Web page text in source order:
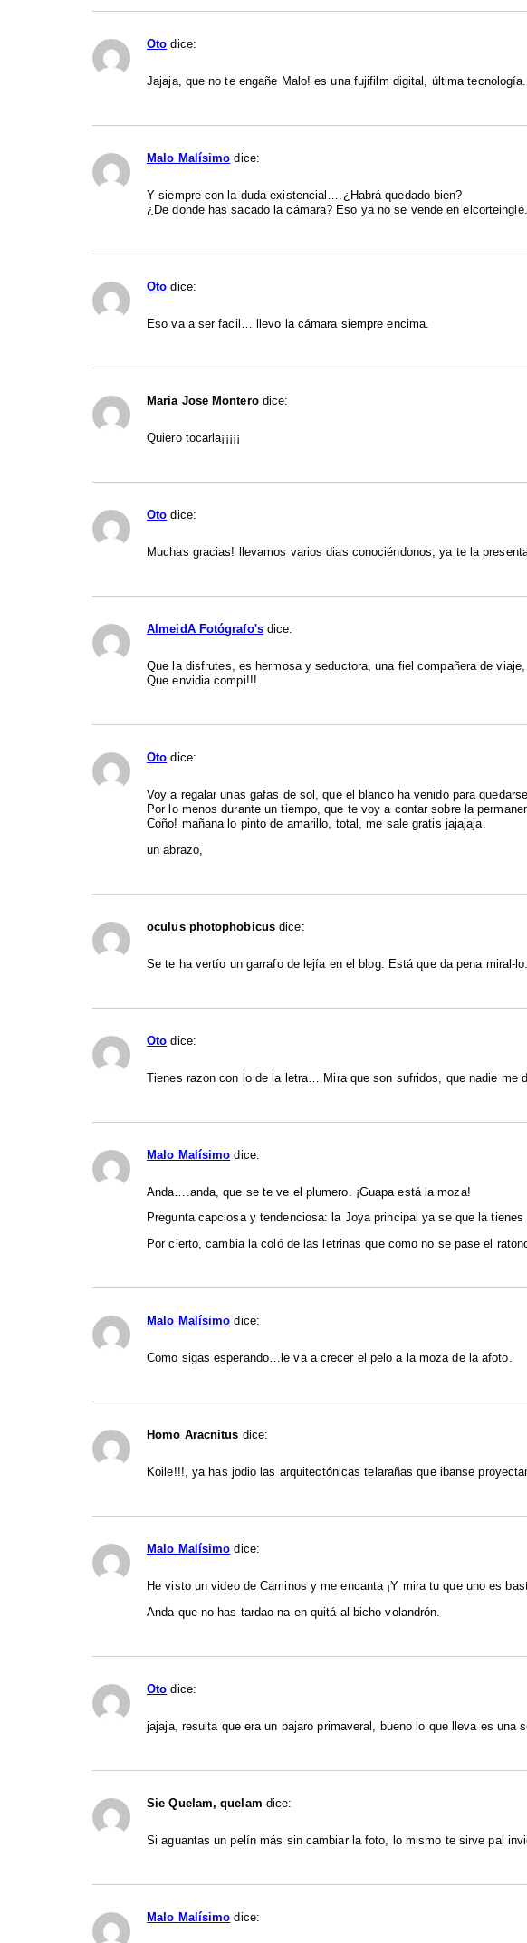
Oto dice:
Jajaja, que no te engañe Malo! es una fujifilm digital, última
Malo Malísimo dice:
Y siempre con la duda existencial….¿Habrá quedado bien?
¿De donde has sacado la cámara? Eso ya no se vende en elcorteinglé.
Oto dice:
Eso va a ser facil… llevo la cámara siempre encima.
Maria Jose Montero dice:
Quiero tocarla¡¡¡¡¡
Oto dice:
Muchas gracias! llevamos varios dias conociéndonos, ya te la
AlmeidA Fotógrafo's dice:
Que la disfrutes, es hermosa y seductora, una fiel compañera de
Que envidia compi!!!
Oto dice:
Voy a regalar unas gafas de sol, que el blanco ha venido para
Por lo menos durante un tiempo, que te voy a contar sobre la
Coño! mañana lo pinto de amarillo, total, me sale gratis jajajaja.
un abrazo,
oculus photophobicus dice:
Se te ha vertío un garrafo de lejía en el blog. Está que da pena miral-lo.
Oto dice:
Tienes razon con lo de la letra… Mira que son sufridos, que nadie me
Malo Malísimo dice:
Anda….anda, que se te ve el plumero. ¡Guapa está la moza!
Pregunta capciosa y tendenciosa: la Joya principal ya se que la
Por cierto, cambia la coló de las letrinas que como no se pase el
Malo Malísimo dice:
Como sigas esperando…le va a crecer el pelo a la moza de la afoto.
Homo Aracnitus dice:
Koile!!!, ya has jodio las arquitectónicas telarañas que ibanse
Malo Malísimo dice:
He visto un video de Caminos y me encanta ¡Y mira tu que uno es
Anda que no has tardao na en quitá al bicho volandrón.
Oto dice:
jajaja, resulta que era un pajaro primaveral, bueno lo que lleva es una
Sie Quelam, quelam dice:
Si aguantas un pelín más sin cambiar la foto, lo mismo te sirve pal
Malo Malísimo dice: